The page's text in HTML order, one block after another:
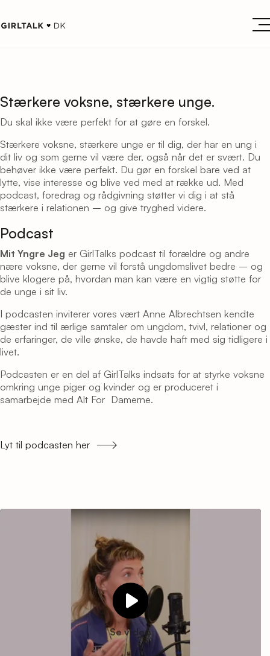
Stærkere voksne, stærkere unge.
Du skal ikke være perfekt for at gøre en forskel.
Stærkere voksne, stærkere unge er til dig, der har en ung i
dit liv og som gerne vil være der, også når det er svært. Du
behøver ikke være perfekt. Du gør en forskel bare ved at
lytte, vise interesse og blive ved med at række ud. Med
podcast, foredrag og rådgivning støtter vi dig i at stå
stærkere i relationen – og give tryghed videre.
Podcast
Mit Yngre Jeg er GirlTalks podcast til forældre og andre
nære voksne, der gerne vil forstå ungdomslivet bedre – og
blive klogere på, hvordan man kan være en vigtig støtte for
de unge i sit liv.
I podcasten inviterer vores vært Anne Albrechtsen kendte
gæster ind til ærlige samtaler om ungdom, tvivl, relationer og
de erfaringer, de ville ønske, de havde haft med sig tidligere i
livet.
Podcasten er en del af GirlTalks indsats for at styrke voksne
omkring unge piger og kvinder og er produceret i
samarbejde med Alt For Damerne.
Lyt til podcasten her
Se video